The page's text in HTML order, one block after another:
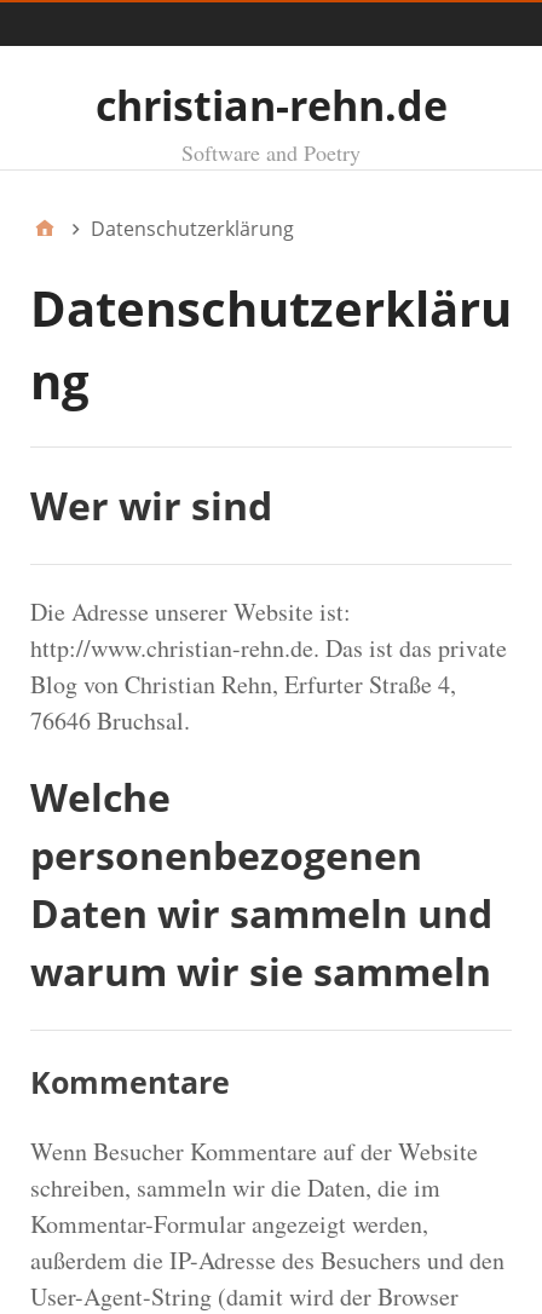
christian-rehn.de
Software and Poetry
Datenschutzerklärung
Datenschutzerkläru
ng
Wer wir sind
Die Adresse unserer Website ist:
http://www.christian-rehn.de. Das ist das private
Blog von Christian Rehn, Erfurter Straße 4,
76646 Bruchsal.
Welche
personenbezogenen
Daten wir sammeln und
warum wir sie sammeln
Kommentare
Wenn Besucher Kommentare auf der Website
schreiben, sammeln wir die Daten, die im
Kommentar-Formular angezeigt werden,
außerdem die IP-Adresse des Besuchers und den
User-Agent-String (damit wird der Browser